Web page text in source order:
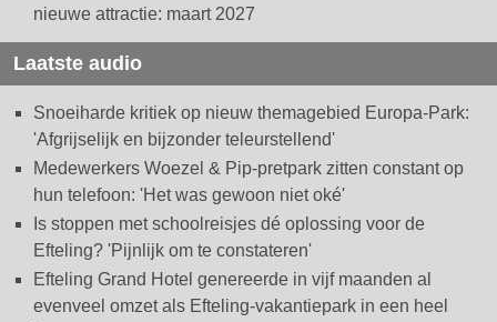
nieuwe attractie: maart 2027
Laatste audio
Snoeiharde kritiek op nieuw themagebied Europa-Park:
'Afgrijselijk en bijzonder teleurstellend'
Medewerkers Woezel & Pip-pretpark zitten constant op
hun telefoon: 'Het was gewoon niet oké'
Is stoppen met schoolreisjes dé oplossing voor de
Efteling? 'Pijnlijk om te constateren'
Efteling Grand Hotel genereerde in vijf maanden al
evenveel omzet als Efteling-vakantiepark in een heel